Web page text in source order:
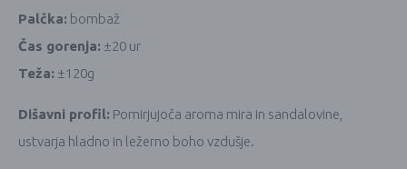
Palčka: bombaž
Čas gorenja: ±20 ur
Teža: ±120g
Dišavni profil: Pomirjujoča aroma mira in sandalovine,
ustvarja hladno in ležerno boho vzdušje.